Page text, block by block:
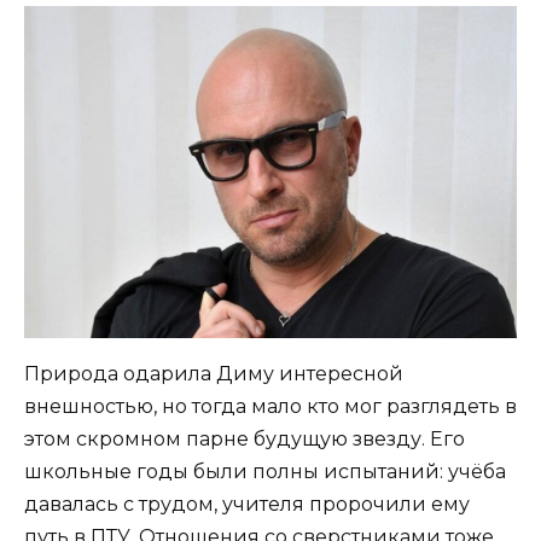
Природа одарила Диму интересной
внешностью, но тогда мало кто мог разглядеть в
этом скромном парне будущую звезду. Его
школьные годы были полны испытаний: учёба
давалась с трудом, учителя пророчили ему